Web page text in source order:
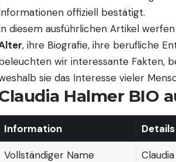
offiziell bestätigt.
diesem ausführlichen Artikel
, ihre Biografie, ihre berufliche
wir interessante Fakten,
sie das Interesse vieler
Halmer BIO
Information Details
Vollständiger Name